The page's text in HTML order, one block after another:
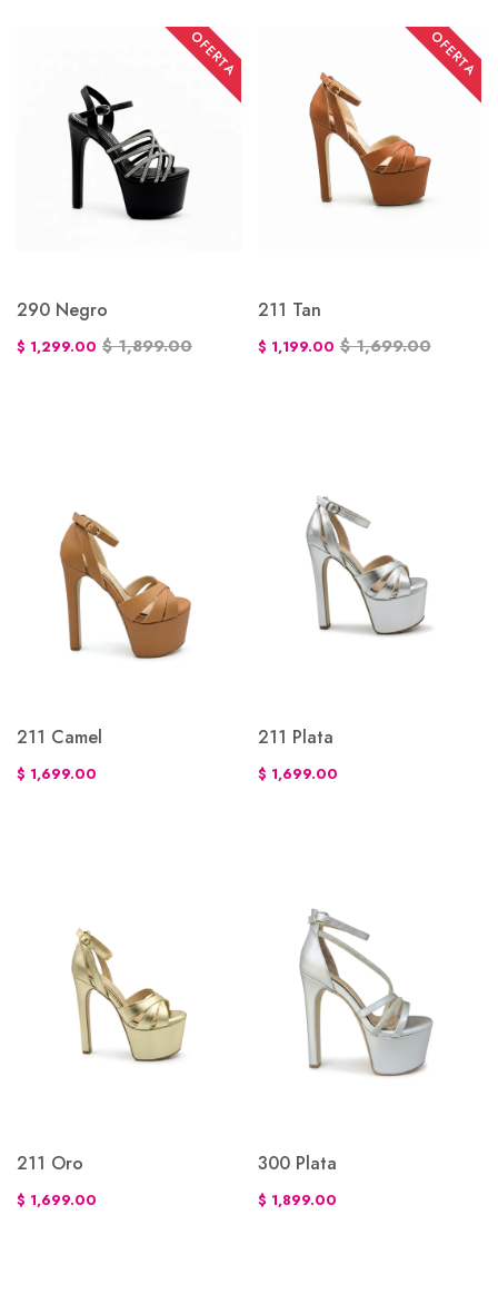
OFERTA
290 Negro
$ 1,299.00 $ 1,899.00
OFERTA
211 Tan
$ 1,199.00 $ 1,699.00
211 Camel
$ 1,699.00
211 Plata
$ 1,699.00
211 Oro
$ 1,699.00
300 Plata
$ 1,899.00